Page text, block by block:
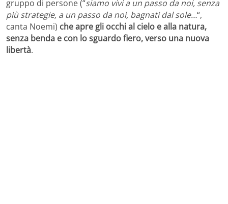
gruppo di persone (“siamo vivi a un passo da noi, senza
più strategie, a un passo da noi, bagnati dal sole…“,
canta Noemi) che apre gli occhi al cielo e alla natura,
senza benda e con lo sguardo fiero, verso una nuova
libertà.